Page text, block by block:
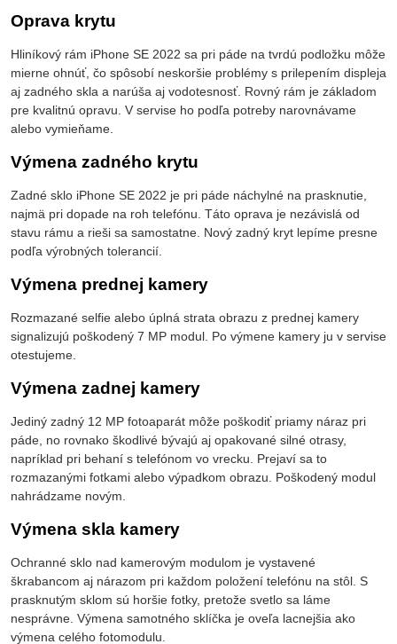
Oprava krytu
Hliníkový rám iPhone SE 2022 sa pri páde na tvrdú podložku môže
mierne ohnúť, čo spôsobí neskoršie problémy s prilepením displeja
aj zadného skla a narúša aj vodotesnosť. Rovný rám je základom
pre kvalitnú opravu. V servise ho podľa potreby narovnávame
alebo vymieňame.
Výmena zadného krytu
Zadné sklo iPhone SE 2022 je pri páde náchylné na prasknutie,
najmä pri dopade na roh telefónu. Táto oprava je nezávislá od
stavu rámu a rieši sa samostatne. Nový zadný kryt lepíme presne
podľa výrobných tolerancií.
Výmena prednej kamery
Rozmazané selfie alebo úplná strata obrazu z prednej kamery
signalizujú poškodený 7 MP modul. Po výmene kamery ju v servise
otestujeme.
Výmena zadnej kamery
Jediný zadný 12 MP fotoaparát môže poškodiť priamy náraz pri
páde, no rovnako škodlivé bývajú aj opakované silné otrasy,
napríklad pri behaní s telefónom vo vrecku. Prejaví sa to
rozmazanými fotkami alebo výpadkom obrazu. Poškodený modul
nahrádzame novým.
Výmena skla kamery
Ochranné sklo nad kamerovým modulom je vystavené
škrabancom aj nárazom pri každom položení telefónu na stôl. S
prasknutým sklom sú horšie fotky, pretože svetlo sa láme
nesprávne. Výmena samotného sklíčka je oveľa lacnejšia ako
výmena celého fotomodulu.